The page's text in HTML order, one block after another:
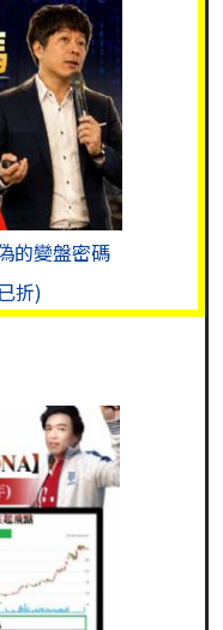
的變盤密碼
折)